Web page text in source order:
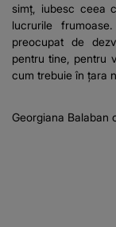
simț, iubesc ceea
lucrurile
preocupat de
pentru tine, pentru
cum trebuie în țara
Georgiana Balaban